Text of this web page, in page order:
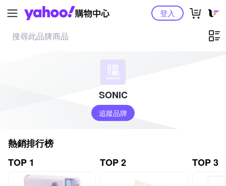
Yahoo購物中心登入
SONIC
追蹤品牌
熱銷排行榜
TOP 1
TOP 2 TOP 3